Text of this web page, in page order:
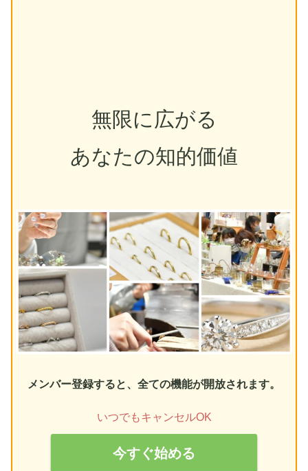
無限に広がる
あなたの知的価値
メンバー登録すると、全ての機能が開放されます。
いつでもキャンセルOK
今すぐ始める